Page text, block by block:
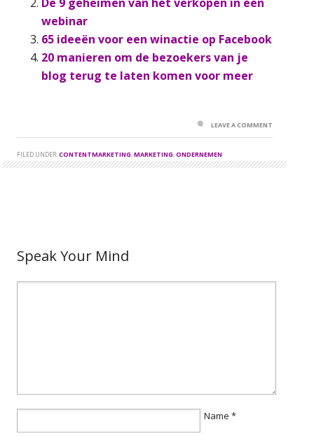
webinar
65 ideeën voor een winactie op Facebook
20 manieren om de bezoekers van je
blog terug te laten komen voor meer
FILED UNDER:CONTENTMARKETING,MARKETING,ONDERNEMEN
LEAVE A COMMENT
Speak Your Mind
Name *